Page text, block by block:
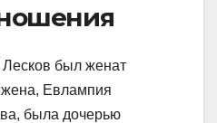
был женат
Евлампия
была дочерью